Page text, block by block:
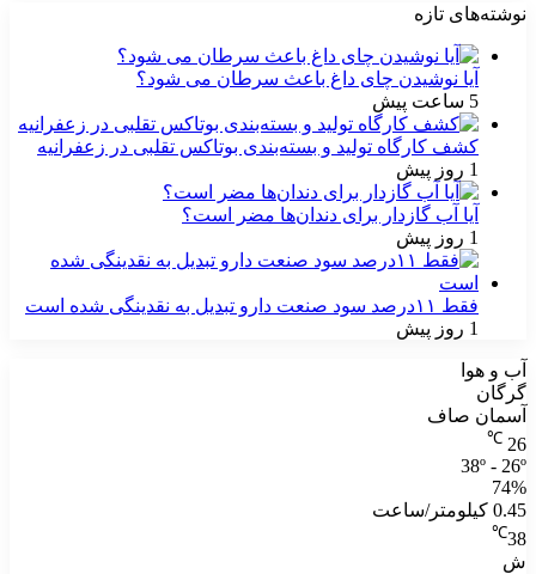
نوشته‌های تازه
آیا نوشیدن چای داغ باعث سرطان می شود؟
5 ساعت پیش
کشف کارگاه تولید و بسته‌بندی بوتاکس تقلبی در زعفرانیه
1 روز پیش
آیا آب گازدار برای دندان‌ها مضر است؟
1 روز پیش
فقط ۱۱‌درصد سود صنعت دارو تبدیل به نقدینگی شده است
1 روز پیش
آب و هوا
گرگان
آسمان صاف
26
℃
38º - 26º
74%
0.45 کیلومتر/ساعت
38
℃
ش